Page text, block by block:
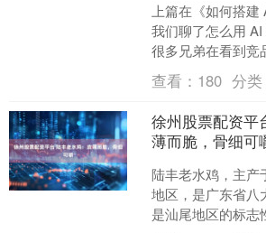
上篇在《如何搭建
我们聊了怎么用 AI
很多兄弟在看到竞
生一个大胆的想法
一，那....
查看： 180 分类
徐州股票配资平
薄而脆，骨细可
陆丰老水鸡，主产
地区，是广东省八
是汕尾地区的标志